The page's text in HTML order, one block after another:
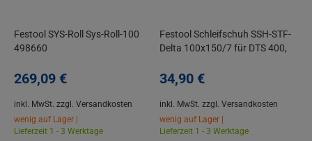
Festool SYS-Roll Sys-Roll-100
498660
269,09 €
inkl. MwSt. zzgl. Versandkosten
wenig auf Lager |
Lieferzeit 1 - 3 Werktage
Festool Schleifschuh SSH-STF-
Delta 100x150/7 für DTS 400,
34,90 €
inkl. MwSt. zzgl. Versandkosten
wenig auf Lager |
Lieferzeit 1 - 3 Werktage